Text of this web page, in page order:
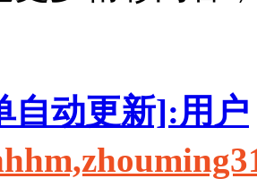
自动更新]:用户